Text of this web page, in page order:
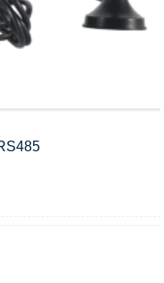
DB룸 등